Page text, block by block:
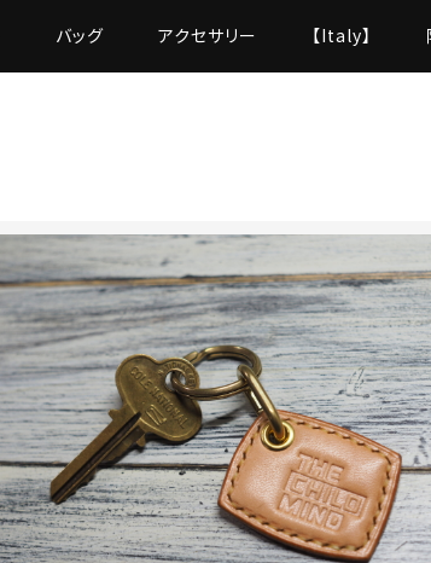
バッグ アクセサリー 【Italy】